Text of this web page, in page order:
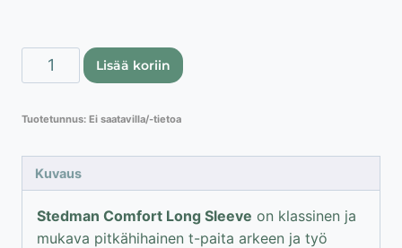
Stedman
Comfort
Sleeve
määrä
Lisää koriin
Tuotetunnus: Ei saatavilla/-tietoa
Kuvaus
Stedman Comfort Long Sleeve on klassinen ja
mukava pitkähihainen t-paita arkeen ja työ